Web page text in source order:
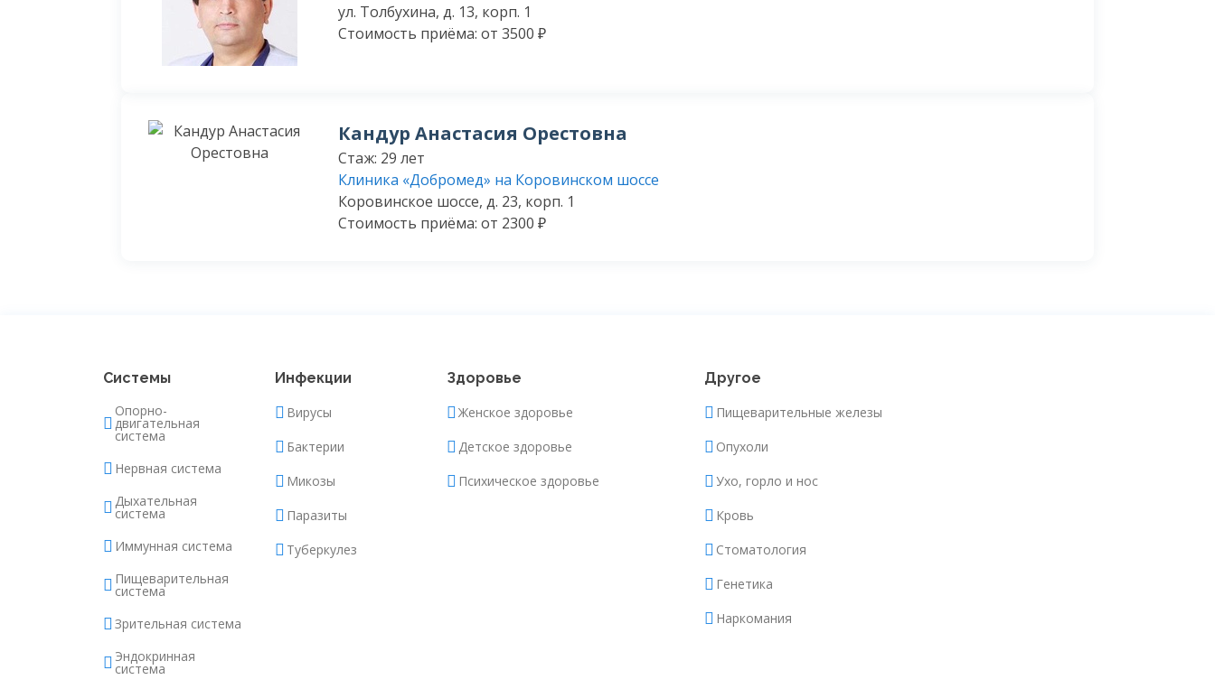
ул. Толбухина, д. 13, корп. 1
Стоимость приёма: от 3500 ₽
Кандур Анастасия Орестовна
Стаж: 29 лет
Клиника «Добромед» на Коровинском шоссе
Коровинское шоссе, д. 23, корп. 1
Стоимость приёма: от 2300 ₽
Системы
Опорно-
двигательная
система
Нервная система
Дыхательная
система
Иммунная система
Пищеварительная
система
Зрительная система
Эндокринная
система
Инфекции
Вирусы
Бактерии
Микозы
Паразиты
Туберкулез
Здоровье
Женское здоровье
Детское здоровье
Психическое здоровье
Другое
Пищеварительные железы
Опухоли
Ухо, горло и нос
Кровь
Стоматология
Генетика
Наркомания